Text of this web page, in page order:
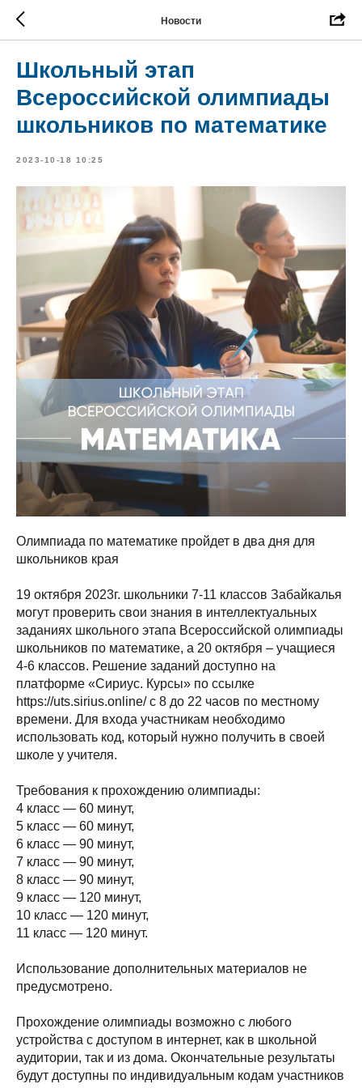
Новости
Школьный этап
Всероссийской олимпиады
школьников по математике
2023-10-18 10:25
Олимпиада по математике пройдет в два дня для
школьников края
19 октября 2023г. школьники 7-11 классов Забайкалья
могут проверить свои знания в интеллектуальных
заданиях школьного этапа Всероссийской олимпиады
школьников по математике, а 20 октября – учащиеся
4-6 классов. Решение заданий доступно на
платформе «Сириус. Курсы» по ссылке
https://uts.sirius.online/ с 8 до 22 часов по местному
времени. Для входа участникам необходимо
использовать код, который нужно получить в своей
школе у учителя.
Требования к прохождению олимпиады:
4 класс — 60 минут,
5 класс — 60 минут,
6 класс — 90 минут,
7 класс — 90 минут,
8 класс — 90 минут,
9 класс — 120 минут,
10 класс — 120 минут,
11 класс — 120 минут.
Использование дополнительных материалов не
предусмотрено.
Прохождение олимпиады возможно с любого
устройства с доступом в интернет, как в школьной
аудитории, так и из дома. Окончательные результаты
будут доступны по индивидуальным кодам участников